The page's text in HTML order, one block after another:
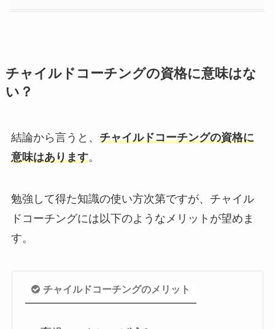
チャイルドコーチングの資格に意味はな
い？
結論から言うと、 チャイルドコーチングの資格に
意味はあります。
勉強して得た知識の使い方次第ですが、チャイル
ドコーチングには以下のようなメリットが望めま
す。
チャイルドコーチングのメリット